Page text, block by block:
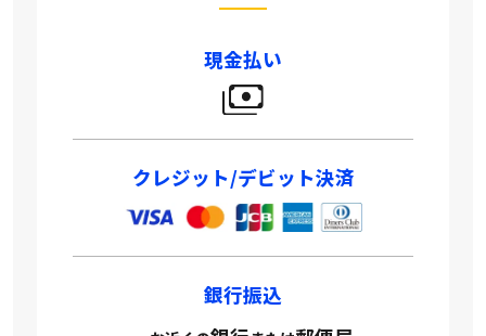
現金払い
クレジット/デビット決済
銀行振込